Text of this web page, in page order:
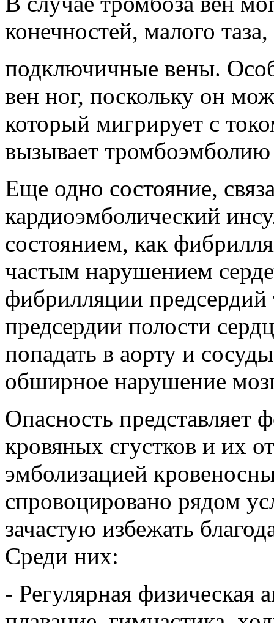
конечностей, малого
подключичные вены.
вен ног, поскольку он
который мигрирует с
вызывает тромбоэмболию
Еще одно состояние,
кардиоэмболический
состоянием, как
частым нарушением
фибрилляции предсердий
предсердии полости
попадать в аорту и
обширное нарушение
Опасность представляет
кровяных сгустков и их
эмболизацией
спровоцировано рядом
зачастую избежать
Среди них:
- Регулярная физическая